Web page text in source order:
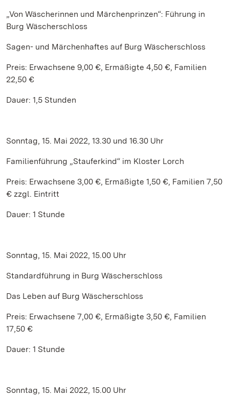
„Von Wäscherinnen und Märchenprinzen“: Führung in
Burg Wäscherschloss
Sagen- und Märchenhaftes auf Burg Wäscherschloss
Preis: Erwachsene 9,00 €, Ermäßigte 4,50 €, Familien
22,50 €
Dauer: 1,5 Stunden
Sonntag, 15. Mai 2022, 13.30 und 16.30 Uhr
Familienführung „Stauferkind“ im Kloster Lorch
Preis: Erwachsene 3,00 €, Ermäßigte 1,50 €, Familien 7,50
€ zzgl. Eintritt
Dauer: 1 Stunde
Sonntag, 15. Mai 2022, 15.00 Uhr
Standardführung in Burg Wäscherschloss
Das Leben auf Burg Wäscherschloss
Preis: Erwachsene 7,00 €, Ermäßigte 3,50 €, Familien
17,50 €
Dauer: 1 Stunde
Sonntag, 15. Mai 2022, 15.00 Uhr